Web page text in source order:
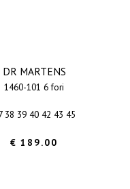
DR MARTENS
1460-101 6 fori
38 39 40 42 43 45
€ 189.00